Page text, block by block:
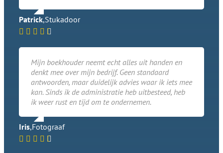
Patrick,Stukadoor
Mijn boekhouder neemt echt alles uit handen en
denkt mee over mijn bedrijf. Geen standaard
antwoorden, maar duidelijk advies waar ik iets mee
kan. Sinds ik de administratie heb uitbesteed, heb
ik weer rust en tijd om te ondernemen.
Iris,Fotograaf